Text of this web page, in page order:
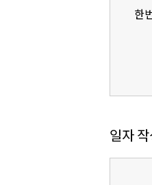
한
일자